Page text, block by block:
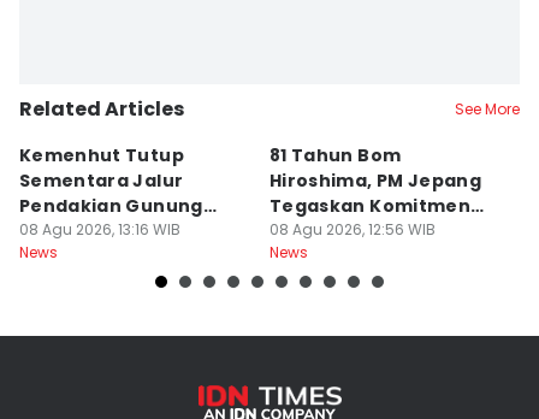
Related Articles See More
Kemenhut Tutup
Sementara Jalur
Pendakian Gunung
Gede Pangrango
08 Agu 2026, 13:16 WIB
News
81 Tahun Bom
Hiroshima, PM Jepang
Tegaskan Komitmen
Bebas Nuklir
08 Agu 2026, 12:56 WIB
News